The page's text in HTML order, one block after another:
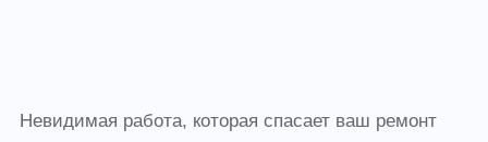
Невидимая работа, которая спасает ваш ремонт